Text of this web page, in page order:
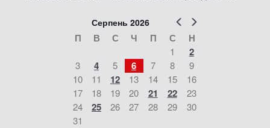
Попер
Серпень 2026
П В С Ч П С Н
1 2
3 4 5 6 7 8
9
10
11 12 13 14 15
16
17
18 19 20 21 22
23
24
25 26 27 28 29
30
31